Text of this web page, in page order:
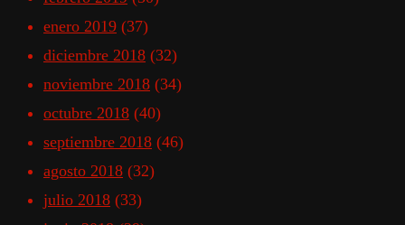
enero 2019 (37)
diciembre 2018 (32)
noviembre 2018 (34)
octubre 2018 (40)
septiembre 2018 (46)
agosto 2018 (32)
julio 2018 (33)